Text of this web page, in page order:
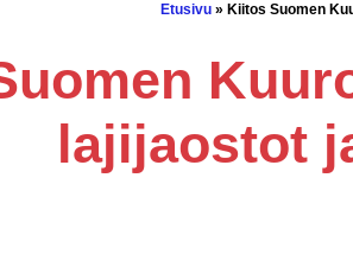
Etusivu» Kiitos Suomen
lajijaostot